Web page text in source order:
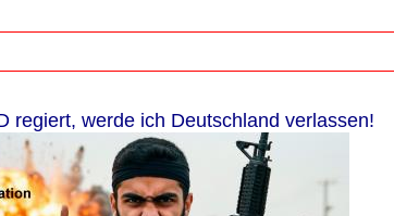
regiert, werde ich Deutschland verlassen!